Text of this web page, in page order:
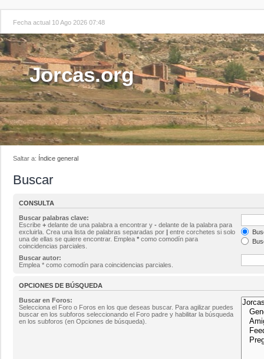
Fecha actual 10 Ago 2026 07:48
Jorcas.org
Saltar a: Índice general
Buscar
CONSULTA
Buscar palabras clave:
Escribe + delante de una palabra a encontrar y - delante de la palabra para
excluirla. Crea una lista de palabras separadas por | entre corchetes si solo
una de ellas se quiere encontrar. Emplea * como comodín para
coincidencias parciales.
Buscar autor:
Emplea * como comodín para coincidencias parciales.
OPCIONES DE BÚSQUEDA
Buscar en Foros:
Selecciona el Foro o Foros en los que deseas buscar. Para agilizar puedes
buscar en los subforos seleccionando el Foro padre y habilitar la búsqueda
en los subforos (en Opciones de búsqueda).